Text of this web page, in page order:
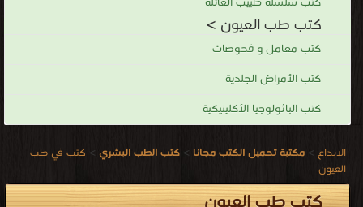
كتب طب العيون >
كتب معامل و فحوصات
كتب الأمراض الجلدية
كتب الباثولوجيا الأكلينيكية
الابداع > مكتبة تحميل الكتب مجانا > كتب الطب البشري > كتب في طب
العيون